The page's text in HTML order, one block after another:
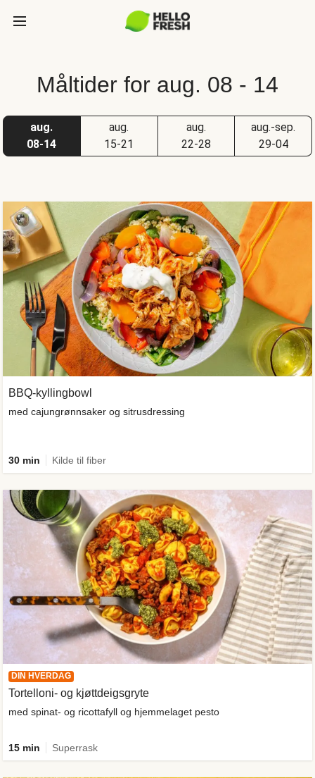
Måltider for aug. 08 - 14
aug.
08-14
aug.
15-21
aug.
22-28
aug.-sep.
29-04
DIN HVERDAG
Tortelloni- og kjøttdeigsgryte
med spinat- og ricottafyll og hjemmelaget pesto
15 min Superrask
BBQ-kyllingbowl
med cajungrønnsaker og sitrusdressing
30 min Kilde til fiber